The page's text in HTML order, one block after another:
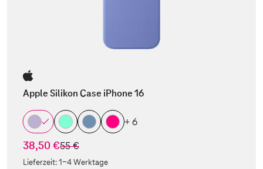
Apple Silikon Case iPhone 16
+ 6
38,50 €statt
55 €
Lieferzeit:1-4 Werktage